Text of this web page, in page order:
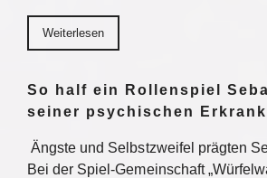
Weiterlesen
So half ein Rollenspiel
seiner psychischen
Ängste und Selbstzweifel prägten
Bei der Spiel-Gemeinschaft